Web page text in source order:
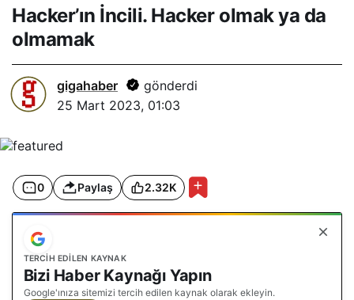
da olmamak
Hacker’ın İncili. Hacker olmak ya da
olmamak
gigahaber
gönderdi
25 Mart 2023, 01:03
0 Paylaş 2.32K
TERCIH EDILEN KAYNAK
Bizi Haber Kaynağı Yapın
Google'ınıza sitemizi tercih edilen kaynak olarak ekleyin.